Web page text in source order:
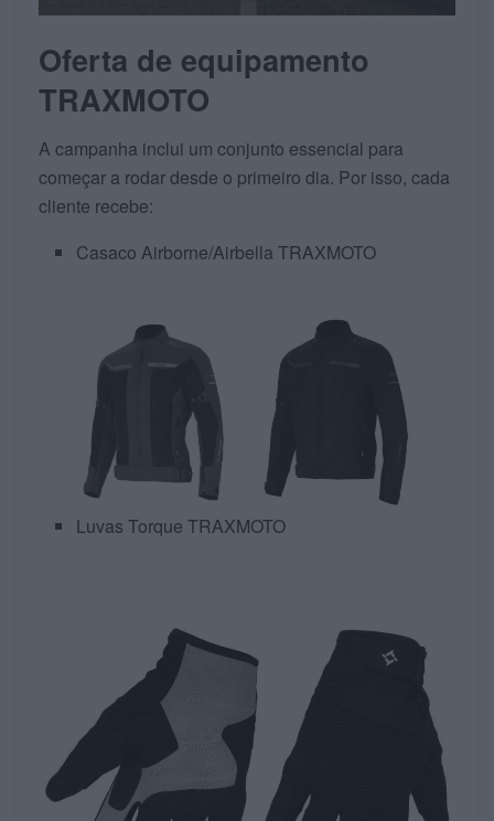
Oferta de equipamento
TRAXMOTO
A campanha inclui um conjunto essencial para
começar a rodar desde o primeiro dia. Por isso, cada
cliente recebe:
Casaco Airborne/Airbella TRAXMOTO
Luvas Torque TRAXMOTO